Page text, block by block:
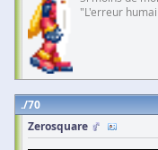
"L'erreur
70
Zerosquare